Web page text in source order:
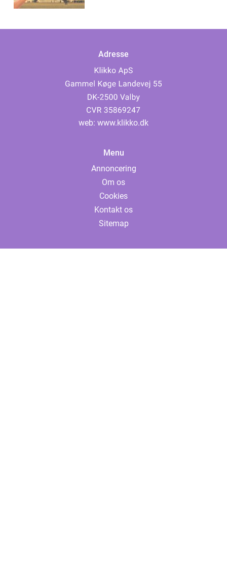
Adresse
web: www.klikko.dk
Menu
Annoncering
Om os
Cookies
Kontakt os
Sitemap